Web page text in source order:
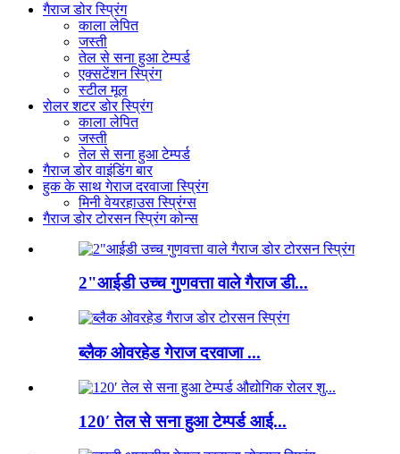
गैराज डोर स्प्रिंग
काला लेपित
जस्ती
तेल से सना हुआ टेम्पर्ड
एक्सटेंशन स्प्रिंग
स्टील मूल
रोलर शटर डोर स्प्रिंग
काला लेपित
जस्ती
तेल से सना हुआ टेम्पर्ड
गैराज डोर वाइंडिंग बार
हुक के साथ गेराज दरवाजा स्प्रिंग
मिनी वेयरहाउस स्प्रिंग्स
गैराज डोर टोरसन स्प्रिंग कोन्स
2"आईडी उच्च गुणवत्ता वाले गैराज डी...
ब्लैक ओवरहेड गेराज दरवाजा ...
120′ तेल से सना हुआ टेम्पर्ड आई...